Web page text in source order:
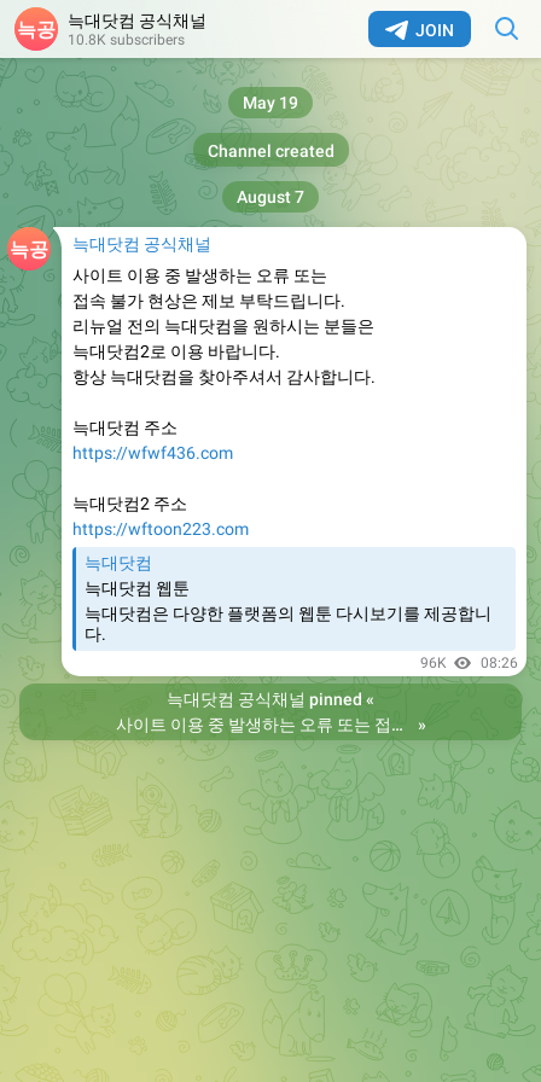
JOIN
늑대닷컴 공식채널
10.8K subscribers
Channel created
May 19
늑대닷컴 공식채널
사이트 이용 중 발생하는 오류 또는
접속 불가 현상은 제보 부탁드립니다.
리뉴얼 전의 늑대닷컴을 원하시는 분들은
늑대닷컴2로 이용 바랍니다.
항상 늑대닷컴을 찾아주셔서 감사합니다.
늑대닷컴 주소
https://wfwf436.com
늑대닷컴2 주소
https://wftoon223.com
늑대닷컴
늑대닷컴 웹툰
늑대닷컴은 다양한 플랫폼의 웹툰 다시보기를 제공합니
다.
96K 08:26
August 7
늑대닷컴 공식채널 pinned «
사이트 이용 중 발생하는 오류 또는 접속 불가 현상은 제보 부탁드립니다. 리뉴얼 전의 늑대닷컴을 원하시는 분들은 늑대닷컴2로 이용 바랍니다. 항상 늑대닷컴을 찾아주셔서 감사합니다. 늑대닷컴 주소 https://wfwf436.com 늑대닷컴2 주소 https://wftoon223.com
»